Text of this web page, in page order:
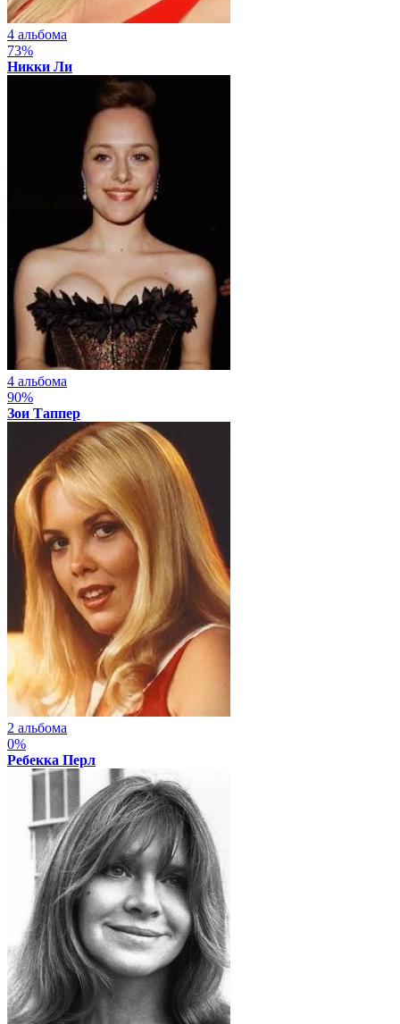
4 альбома
73%
Никки Ли
4 альбома
90%
Зои Таппер
2 альбома
0%
Ребекка Перл